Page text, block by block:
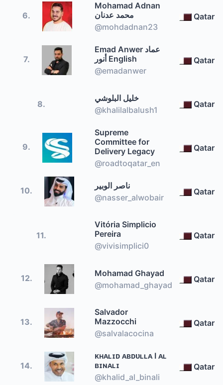
6.
Mohamad Adnan
محمد عدنان
@mohdadnan23
Qatar
7.
Emad Anwer عماد
أنور English
@emadanwer
Qatar
8.
خليل البلوشي
@khalilalbalush1
Qatar
9.
Supreme
Committee for
Delivery Legacy
@roadtoqatar_en
Qatar
10.
ناصر الوبير
@nasser_alwobair
Qatar
11.
Vitória Simplicio
Pereira
@vivisimplici0
Qatar
12.
Mohamad Ghayad
@mohamad_ghayad
Qatar
13.
Salvador
Mazzocchi
@salvalacocina
Qatar
14.
ᴋʜᴀʟɪᴅ ᴀʙᴅᴜʟʟᴀ I ᴀʟ
ʙɪɴᴀʟɪ
@khalid_al_binali
Qatar